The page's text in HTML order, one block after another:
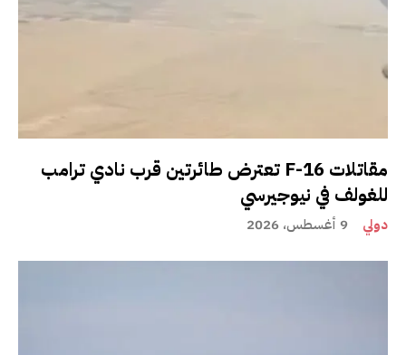
مقاتلات F-16 تعترض طائرتين قرب نادي ترامب
للغولف في نيوجيرسي
دولي 9 أغسطس، 2026